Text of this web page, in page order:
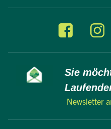
Sie
Newsletter